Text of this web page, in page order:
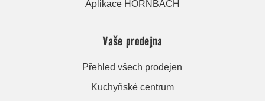
Aplikace HORNBACH
Vaše prodejna
Přehled všech prodejen
Kuchyňské centrum